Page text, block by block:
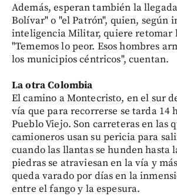
Además, esperan también la
Bolívar" o "el Patrón", quien, según
inteligencia Militar, quiere retomar
"Tememos lo peor. Esos hombres
los municipios céntricos", cuentan.
La otra Colombia
El camino a Montecristo, en el sur
vía que para recorrerse se tarda 14
Pueblo Viejo. Son carreteras en las
camioneros usan su pericia para
cuando las llantas se hunden hasta
piedras se atraviesan en la vía y
queda varado por días en la
entre el fango y la espesura.